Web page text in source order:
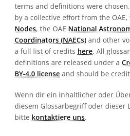
terms and definitions were
by a collective effort from the OAE,
Nodes, the OAE National
Coordinators (NAECs) and other
a full list of credits here. All
definitions are released under a
BY-4.0 license and should be
Wenn dir ein inhaltlicher oder
diesem Glossarbegriff oder dieser
bitte kontaktiere uns.